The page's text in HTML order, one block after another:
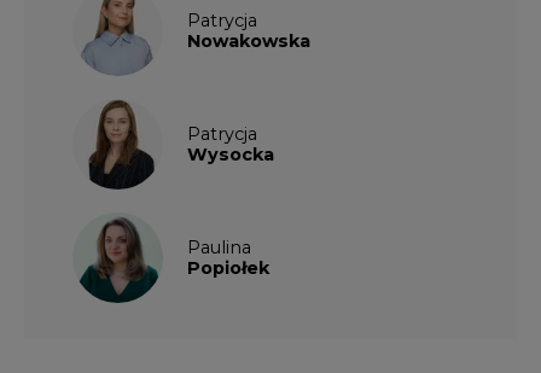
Patrycja
Nowakowska
Patrycja
Wysocka
Paulina
Popiołek